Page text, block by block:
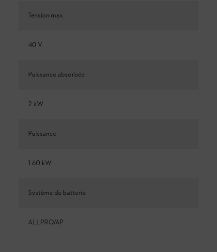
Tension max.
40 V
Puissance absorbée
2 kW
Puissance
1.60 kW
Système de batterie
ALLPRO/AP